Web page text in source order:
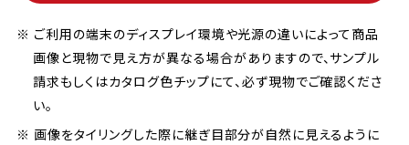
※ ご利用の端末のディスプレイ環境や光源の違いによって商品
画像と現物で見え方が異なる場合がありますので、サンプル
請求もしくはカタログ色チップにて、必ず現物でご確認くださ
い。
※ 画像をタイリングした際に継ぎ目部分が自然に見えるように